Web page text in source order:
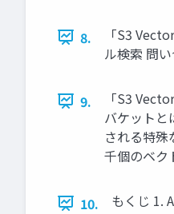
8.
「S3
ル検索 問
9.
「S3
バケットと
される特
千個のベク
10. もくじ 1.